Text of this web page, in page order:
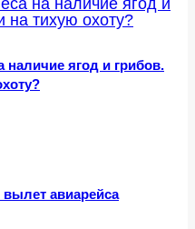
наличие ягод и грибов.
авиарейса